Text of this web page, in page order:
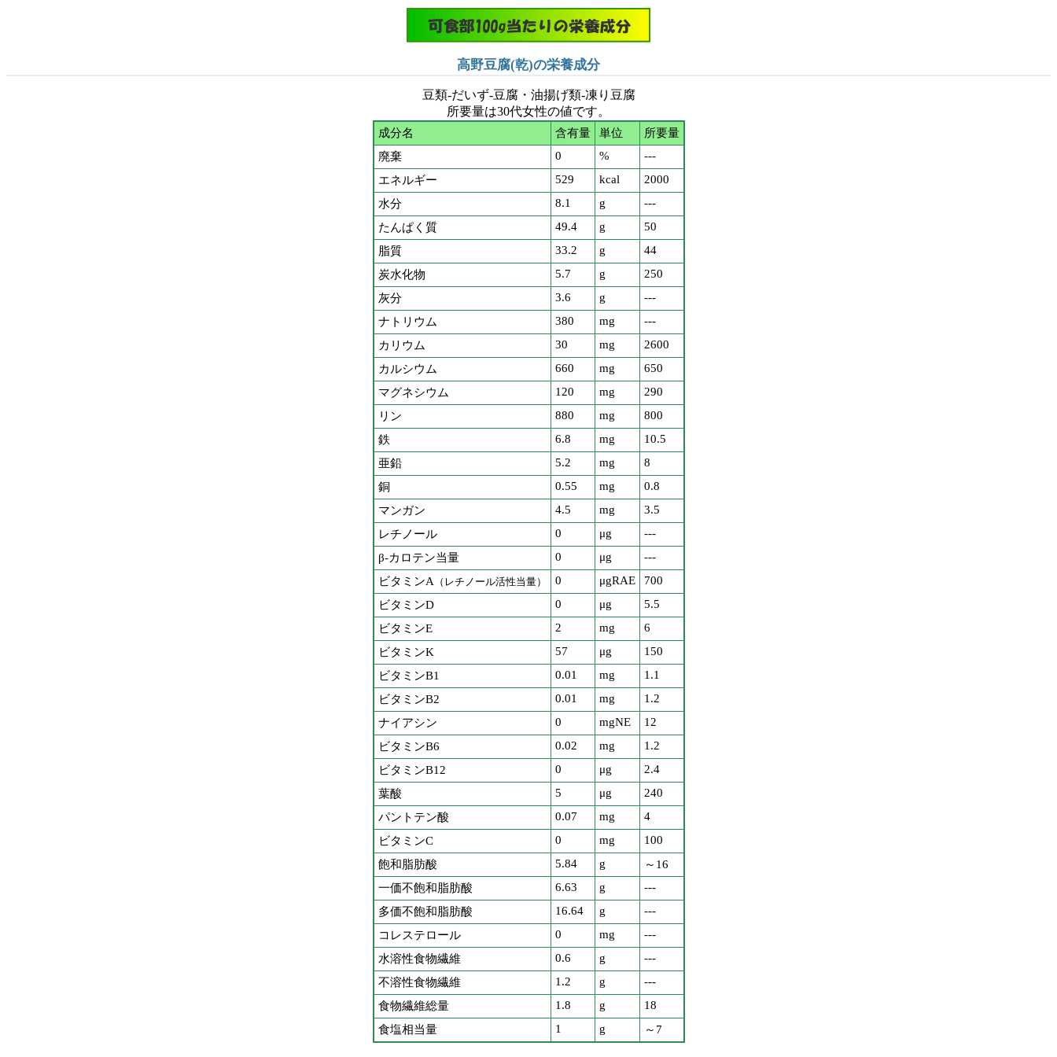
高野豆腐(乾)の栄養成分
豆類-だいず-豆腐・油揚げ類-凍り豆腐
所要量は30代女性の値です。
成分名 含有量 単位
所要量
廃棄
0 %
---
エネルギー
529 kcal
2000
水分
8.1 g
---
たんぱく質
49.4 g
50
脂質
33.2 g
44
炭水化物
5.7 g
250
灰分
3.6 g
---
ナトリウム
380 mg
---
カリウム
30 mg
2600
カルシウム
660 mg
650
マグネシウム
120 mg
290
リン
880 mg
800
鉄
6.8 mg
10.5
亜鉛
5.2 mg
8
銅
0.55 mg
0.8
マンガン
4.5 mg
3.5
レチノール
0 μg
---
β-カロテン当量
0 μg
---
ビタミンA（レチノール活性当量） 0 μgRAE
700
ビタミンD
0 μg
5.5
ビタミンE
2 mg
6
ビタミンK
57 μg
150
ビタミンB1
0.01 mg
1.1
ビタミンB2
0.01 mg
1.2
ナイアシン
0 mgNE
12
ビタミンB6
0.02 mg
1.2
ビタミンB12
0 μg
2.4
葉酸
5 μg
240
パントテン酸
0.07 mg
4
ビタミンC
0 mg
100
飽和脂肪酸
5.84 g
～16
一価不飽和脂肪酸
6.63 g
---
多価不飽和脂肪酸
16.64 g
---
コレステロール
0 mg
---
水溶性食物繊維
0.6 g
---
不溶性食物繊維
1.2 g
---
食物繊維総量
1.8 g
18
食塩相当量
1 g ～7